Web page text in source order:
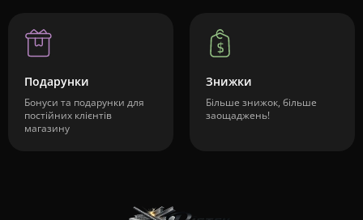
Подарунки
Бонуси та подарунки для
постійних клієнтів
магазину
Знижки
Більше знижок, більше
заощаджень!